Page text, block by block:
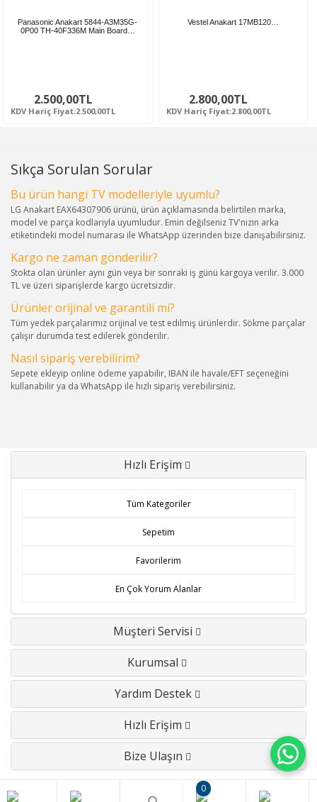
Panasonic Anakart 5844-A3M35G-
0P00 TH-40F336M Main Board…
2.500,00TL
KDV Hariç Fiyat:2.500,00TL
Vestel Anakart 17MB120…
2.800,00TL
KDV Hariç Fiyat:2.800,00TL
Sıkça Sorulan Sorular
Bu ürün hangi TV modelleriyle uyumlu?
LG Anakart EAX64307906 ürünü, ürün açıklamasında belirtilen marka,
model ve parça kodlarıyla uyumludur. Emin değilseniz TV'nizin arka
etiketindeki model numarası ile WhatsApp üzerinden bize danışabilirsiniz.
Kargo ne zaman gönderilir?
Stokta olan ürünler aynı gün veya bir sonraki iş günü kargoya verilir. 3.000
TL ve üzeri siparişlerde kargo ücretsizdir.
Ürünler orijinal ve garantili mi?
Tüm yedek parçalarımız orijinal ve test edilmiş ürünlerdir. Sökme parçalar
çalışır durumda test edilerek gönderilir.
Nasıl sipariş verebilirim?
Sepete ekleyip online ödeme yapabilir, IBAN ile havale/EFT seçeneğini
kullanabilir ya da WhatsApp ile hızlı sipariş verebilirsiniz.
0
Hızlı Erişim
Tüm Kategoriler
Sepetim
Favorilerim
En Çok Yorum Alanlar
Müşteri Servisi
Kurumsal
Yardım Destek
Hızlı Erişim
Bize Ulaşın